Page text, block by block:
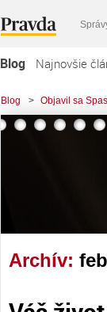
Blog Najnovšie
Blog > Objavil sa
Archív: